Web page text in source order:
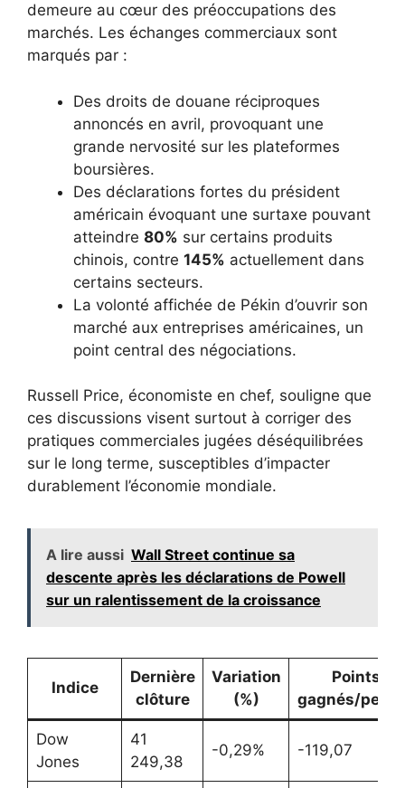
demeure au cœur des préoccupations des
marchés. Les échanges commerciaux sont
marqués par :
Des droits de douane réciproques
annoncés en avril, provoquant une
grande nervosité sur les plateformes
boursières.
Des déclarations fortes du président
américain évoquant une surtaxe pouvant
atteindre 80% sur certains produits
chinois, contre 145% actuellement dans
certains secteurs.
La volonté affichée de Pékin d’ouvrir son
marché aux entreprises américaines, un
point central des négociations.
Russell Price, économiste en chef, souligne que
ces discussions visent surtout à corriger des
pratiques commerciales jugées déséquilibrées
sur le long terme, susceptibles d’impacter
durablement l’économie mondiale.
A lire aussi Wall Street continue sa
descente après les déclarations de Powell
sur un ralentissement de la croissance
Indice
Dernière
clôture
Variation
(%)
Points
gagnés/
Dow
Jones
41
249,38
-0,29% -119,07